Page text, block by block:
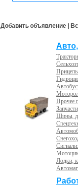
Добавить объявление |
Прочее
Шины,
Лодки,